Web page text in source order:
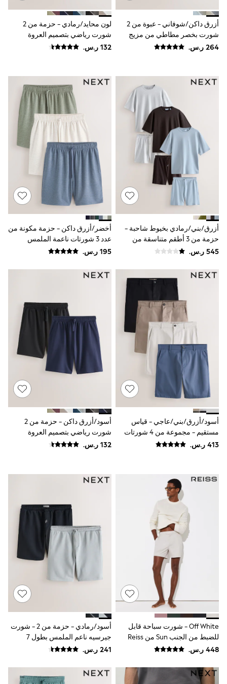
Lipsy
Love & Roses
Mint Velvet
All Boys Schoolwear
Shoes
Trousers
Shorts
Shirts
Polo Shirts
Sweatshirts & Jumpers
Coats & Jackets
Underwear
Socks
Multipacks
All Boys Sport & Swimwear
Trainers & Pumps
Swimwear
Tops
Shorts
Joggers
adidas
Nike
Dresses
Trousers
Skirts
Shirts
Polo Shirts
Sweatshirts
Cardigans
Coats & Jackets
Underwear
Socks & Tights
Multipacks
All Girls Sports & Swimwear
Trainers & Pumps
Swimwear
Tops
Leggings
Shorts
Joggers
Shop All
Shoes
Coats & Jackets
Bags & Accessories
Shirts
Polo Shirts
Shop all
Shoes
Coats & Jackets
Bags
Polo Shirts
Blue
Black
White
Grey
Red
All Branded Schoolwear
adidas
Clarks
أزرق داكن/شوفاني - عبوة من 2
شورت بخصر مطاطي من مزيج
الكتان
لون محايد/رمادي - حزمة من 2
شورت رياضي بتصميم العروة
الحلقية
أزرق/بني/رمادي بخيوط شاحبة -
حزمة من 3 أطقم متناسقة من
تيشِرت وشورت
أخضر/أزرق داكن - حزمة مكونة من
عدد 3 شورتات ناعمة الملمس
أسود/أزرق/بني/عاجي - قياس
مستقيم - مجموعة من 4 شورتات
تشينو بتصميم قابل للتمدد
أسود/أزرق داكن - حزمة من 2
شورت رياضي بتصميم العروة
الحلقية
Off White - شورت سباحة قابل
للضبط من الجنب Sun من Reiss
أسود/رمادي - حزمة من 2 - شورت
جيرسيه ناعم الملمس بطول 7
بوصات